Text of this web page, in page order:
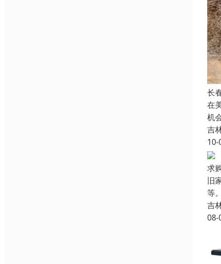
长
在
机
吉
10-
求
旧
等
吉
08-